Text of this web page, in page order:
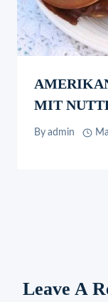
MIT
By admin
Leave A